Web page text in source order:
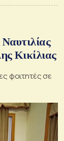
Κικίλιας
φοιτητές σε